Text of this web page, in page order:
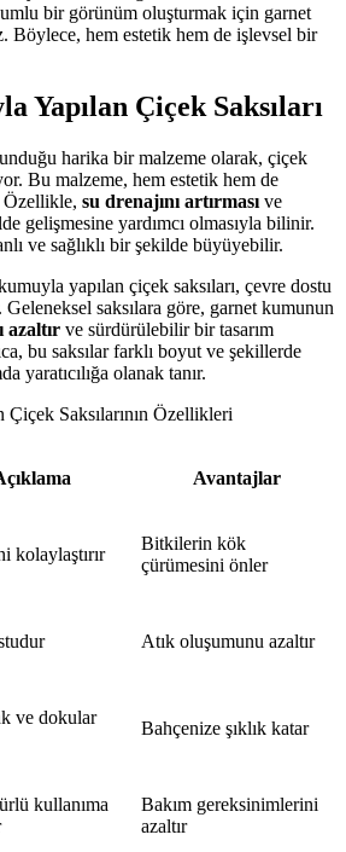
bir görünüm oluşturmak için garnet
Böylece, hem estetik hem de işlevsel bir
Yapılan Çiçek Saksıları
harika bir malzeme olarak, çiçek
Bu malzeme, hem estetik hem de
Özellikle, su drenajını artırması ve
gelişmesine yardımcı olmasıyla bilinir.
ve sağlıklı bir şekilde büyüyebilir.
yapılan çiçek saksıları, çevre dostu
Geleneksel saksılara göre, garnet kumunun
azaltır ve sürdürülebilir bir tasarım
bu saksılar farklı boyut ve şekillerde
yaratıcılığa olanak tanır.
Saksılarının Özellikleri
Avantajlar
kolaylaştırır
Bitkilerin kök
çürümesini önler
Atık oluşumunu azaltır
ve dokular
Bahçenize şıklık katar
kullanıma
Bakım gereksinimlerini
azaltır